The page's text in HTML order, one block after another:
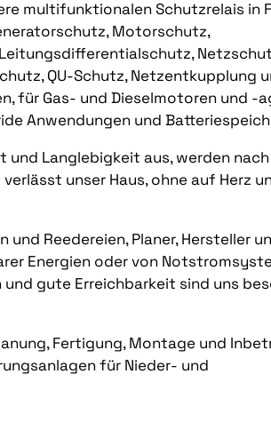
multifunktionalen Schutzrelais in
Motorschutz,
QU-Schutz, Netzentkupplung
für Gas- und Dieselmotoren und -
Anwendungen und
und Langlebigkeit aus, werden
unser Haus, ohne auf Herz
Reedereien, Planer, Hersteller
Energien oder von
gute Erreichbarkeit sind uns
Fertigung, Montage und
für Nieder- und